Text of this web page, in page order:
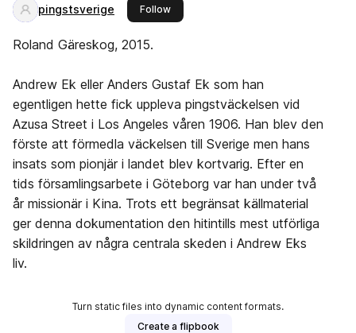
pingstsverige Followthis publisher
Roland Gäreskog, 2015.
Andrew Ek eller Anders Gustaf Ek som han
egentligen hette fick uppleva pingstväckelsen vid
Azusa Street i Los Angeles våren 1906. Han blev den
förste att förmedla väckelsen till Sverige men hans
insats som pionjär i landet blev kortvarig. Efter en
tids församlingsarbete i Göteborg var han under två
år missionär i Kina. Trots ett begränsat källmaterial
ger denna dokumentation den hitintills mest utförliga
skildringen av några centrala skeden i Andrew Eks
liv.
Turn static files into dynamic content formats.
Create a flipbook